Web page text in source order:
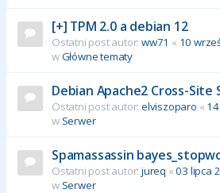
[+] TPM 2.0 a debian 12
Ostatni post autor: ww71 « 10
wGłówne tematy
Debian Apache2 Cross-Site
Ostatni post autor: elviszoparo «
w Serwer
Spamassassin
Ostatni post autor: jureq «03 lipca
w Serwer